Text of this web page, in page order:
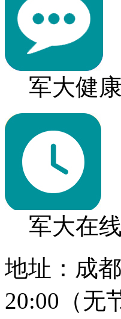
军大健
军大在
地址：成
20:00（无